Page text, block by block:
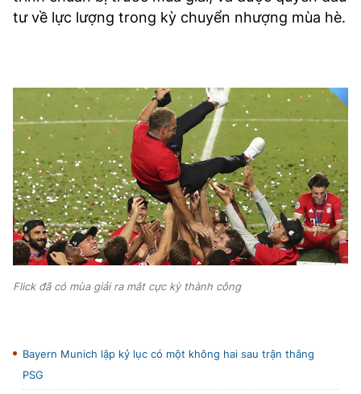
tư về lực lượng trong kỳ chuyển nhượng mùa hè.
Flick đã có mùa giải ra mắt cực kỳ thành công
Bayern Munich lập kỷ lục có một không hai sau trận thắng
PSG